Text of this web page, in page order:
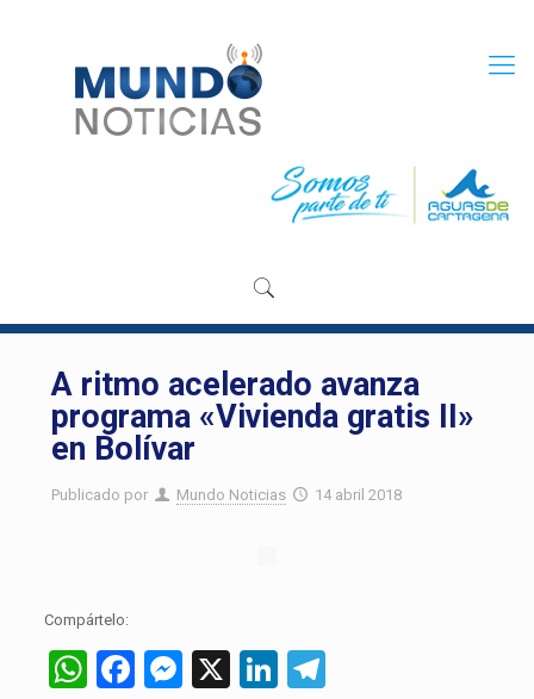
A ritmo acelerado avanza
programa «Vivienda gratis II»
en Bolívar
Publicado por Mundo Noticias 14 abril 2018
Compártelo:
WhatsApp
Facebook
Messenger
X LinkedIn